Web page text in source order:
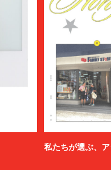
私たちが選ぶ、